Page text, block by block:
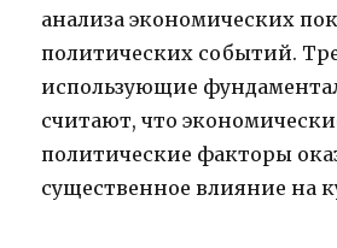
анализа экономических
политических событий.
использующие
считают, что
политические факторы
существенное влияние на